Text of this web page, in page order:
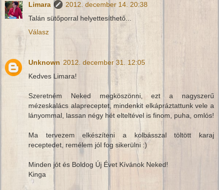
Limara
2012. december 14. 20:38
Talán sütőporral helyettesíthető...
Válasz
Unknown 2012. december 31. 12:05
Kedves Limara!
Szeretném Neked megköszönni, ezt a nagyszerű
mézeskalács alapreceptet, mindenkit elkápráztattunk vele a
lányommal, lassan négy hét elteltével is finom, puha, omlós!
Ma tervezem elkészíteni a kolbásszal töltött karaj
receptedet, remélem jól fog sikerülni :)
Minden jót és Boldog Új Évet Kívánok Neked!
Kinga